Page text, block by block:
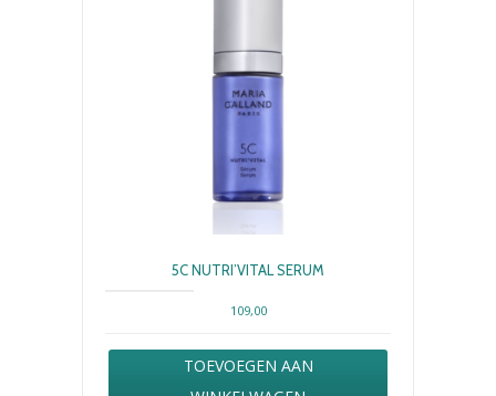
5C NUTRI’VITAL SERUM
109,00
TOEVOEGEN AAN